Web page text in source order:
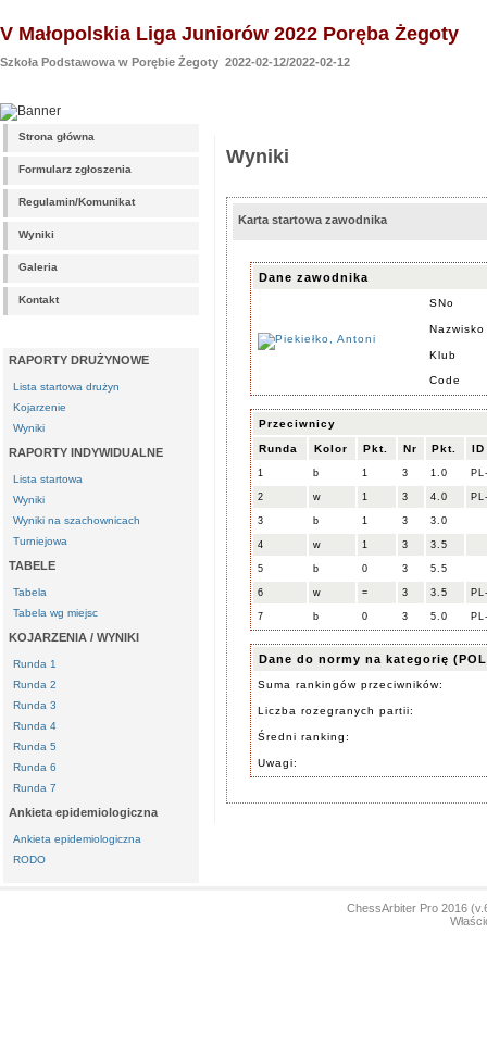
V Małopolskia Liga Juniorów 2022 Poręba Żegoty
Szkoła Podstawowa w Porębie Żegoty 2022-02-12/2022-02-12
Strona główna
Formularz zgłoszenia
Regulamin/Komunikat
Wyniki
Galeria
Kontakt
RAPORTY DRUŻYNOWE
Lista startowa drużyn
Kojarzenie
Wyniki
RAPORTY INDYWIDUALNE
Lista startowa
Wyniki
Wyniki na szachownicach
Turniejowa
TABELE
Tabela
Tabela wg miejsc
KOJARZENIA / WYNIKI
Runda 1
Runda 2
Runda 3
Runda 4
Runda 5
Runda 6
Runda 7
Ankieta epidemiologiczna
Ankieta epidemiologiczna
RODO
Wyniki
Karta startowa zawodnika
Dane zawodnika
SNo
Klub
Code
Przeciwnicy
Runda Kolor Pkt. Nr Pkt. ID
1 b 1 3 1.0
2 w 1 3 4.0
3 b 1 3 3.0
4 w 1 3 3.5
5 b 0 3 5.5
6 w = 3 3.5
7 b 0 3 5.0
Dane do normy na kategorię
Suma rankingów przeciwników:
Liczba rozegranych partii:
Średni ranking:
Uwagi:
ChessArbiter Pro 2016